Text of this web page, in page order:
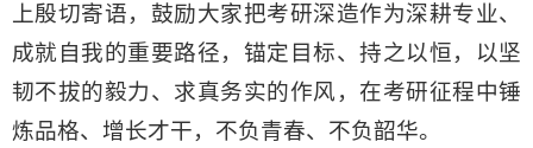
上殷切寄语，鼓励大家把考研深造作为深耕专业、
成就自我的重要路径，锚定目标、持之以恒，以坚
韧不拔的毅力、求真务实的作风，在考研征程中锤
炼品格、增长才干，不负青春、不负韶华。